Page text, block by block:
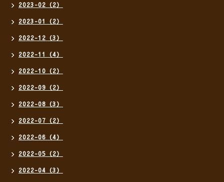
2023-02（2）
2023-01（2）
2022-12（3）
2022-11（4）
2022-10（2）
2022-09（2）
2022-08（3）
2022-07（2）
2022-06（4）
2022-05（2）
2022-04（3）